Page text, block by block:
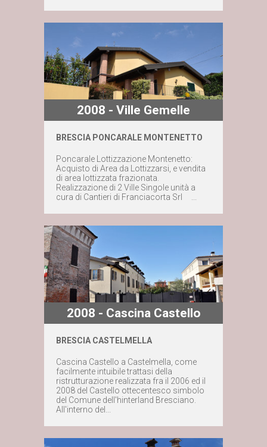
Contattaci subito
2008 - Ville Gemelle
BRESCIA PONCARALE MONTENETTO
Poncarale Lottizzazione Montenetto:
Acquisto di Area da Lottizzarsi, e vendita
di area lottizzata frazionata.
Realizzazione di 2 Ville Singole unità a
cura di Cantieri di Franciacorta Srl ...
Contattaci subito
2008 - Cascina Castello
BRESCIA CASTELMELLA
Cascina Castello a Castelmella, come
facilmente intuibile trattasi della
ristrutturazione realizzata fra il 2006 ed il
2008 del Castello ottecentesco simbolo
del Comune dell'hinterland Bresciano.
All'interno del...